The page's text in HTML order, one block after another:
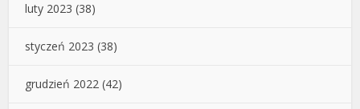
luty 2023 (38)
styczeń 2023 (38)
grudzień 2022 (42)